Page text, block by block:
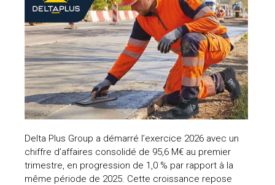
Delta Plus Group a démarré l’exercice 2026 avec un
chiffre d’affaires consolidé de 95,6 M€ au premier
trimestre, en progression de 1,0 % par rapport à la
même période de 2025. Cette croissance repose